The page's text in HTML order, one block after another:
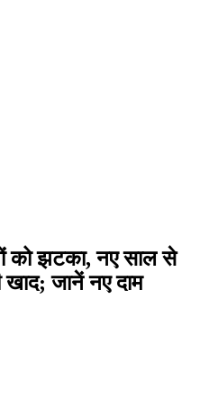
को झटका, नए साल से
जानें नए दाम